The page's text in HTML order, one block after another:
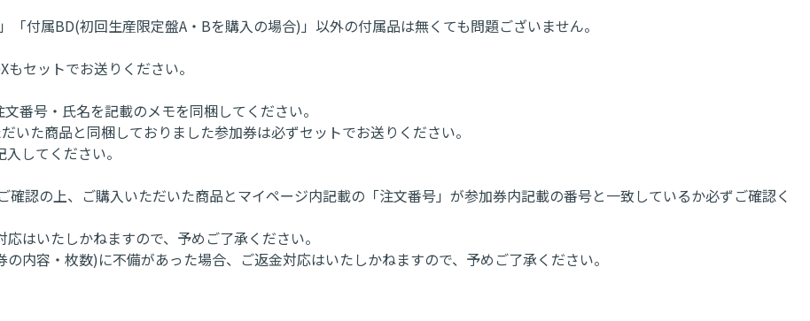
付属BD(初回生産限定盤A・Bを購入の場合)」以外の付属品は無くても問題ございません。
セットでお送りください。
番号・氏名を記載のメモを同梱してください。
た商品と同梱しておりました参加券は必ずセットでお送りください。
してください。
認の上、ご購入いただいた商品とマイページ内記載の「注文番号」が参加券内記載の番号と一致しているか必ずご確認く
はいたしかねますので、予めご了承ください。
内容・枚数)に不備があった場合、ご返金対応はいたしかねますので、予めご了承ください。